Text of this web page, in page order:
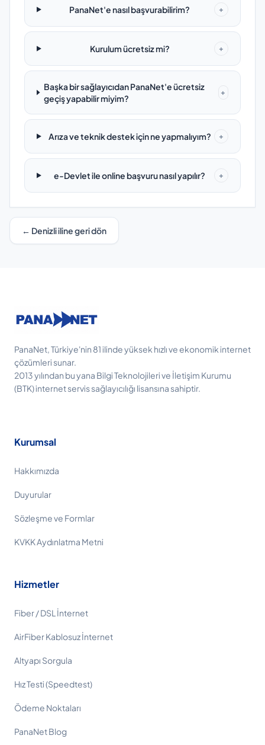
PanaNet'e nasıl başvurabilirim? +
Kurulum ücretsiz mi? +
Başka bir sağlayıcıdan PanaNet'e ücretsiz
geçiş yapabilir miyim?
+
Arıza ve teknik destek için ne yapmalıyım? +
e-Devlet ile online başvuru nasıl yapılır? +
← Denizli iline geri dön
PanaNet, Türkiye'nin 81 ilinde yüksek hızlı ve ekonomik internet
çözümleri sunar.
2013 yılından bu yana Bilgi Teknolojileri ve İletişim Kurumu
(BTK) internet servis sağlayıcılığı lisansına sahiptir.
Kurumsal
Hakkımızda
Duyurular
Sözleşme ve Formlar
KVKK Aydınlatma Metni
Hizmetler
Fiber / DSL İnternet
AirFiber Kablosuz İnternet
Altyapı Sorgula
Hız Testi (Speedtest)
Ödeme Noktaları
PanaNet Blog